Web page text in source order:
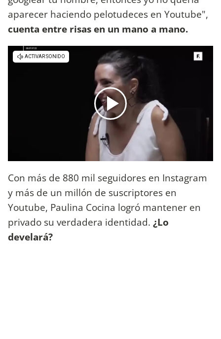
aparecer haciendo pelotudeces en Youtube",
cuenta entre risas en un mano a mano.
Con más de 880 mil seguidores en Instagram
y más de un millón de suscriptores en
Youtube, Paulina Cocina logró mantener en
privado su verdadera identidad. ¿Lo
develará?